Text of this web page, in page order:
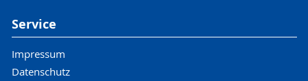
Service
Impressum
Datenschutz